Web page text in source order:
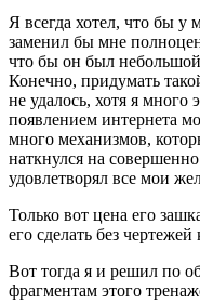
Я всегда хотел, что бы у
заменил бы мне
что бы он был
Конечно, придумать
не удалось, хотя я много
появлением интернета
много механизмов,
наткнулся на
удовлетворял все мои
Только вот цена его
его сделать без
Вот тогда я и решил по
фрагментам этого